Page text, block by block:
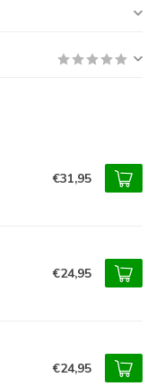
€31,95
€24,95
€24,95